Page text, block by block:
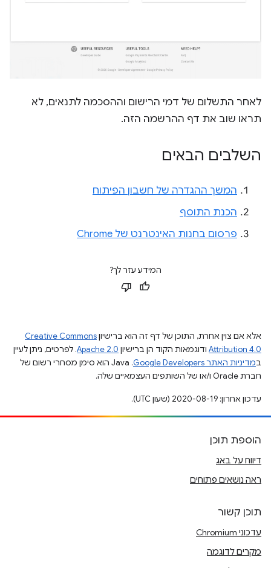
לאחר התשלום של דמי הרישום וההסכמה לתנאים, לא
תראו שוב את דף ההרשמה הזה.
השלבים הבאים
המשך ההגדרה של חשבון הפיתוח
הכנת התוסף
פרסום בחנות האינטרנט של Chrome
המידע עזר לך?
אלא אם צוין אחרת, התוכן של דף זה הוא ברישיוןCreative Commons
Attribution 4.0 ודוגמאות הקוד הן ברישיון Apache 2.0. לפרטים, ניתן לעיין
במדיניות האתר Google Developers‏
.‏ Java הוא סימן מסחרי רשום של
חברת Oracle ו/או של השותפים העצמאיים שלה.
עדכון אחרון: 2020-08-19 (שעון UTC).
הוספת תוכן
דיווח על באג
ראה נושאים פתוחים
תוכן קשור
עדכוני Chromium
מקרים לדוגמה